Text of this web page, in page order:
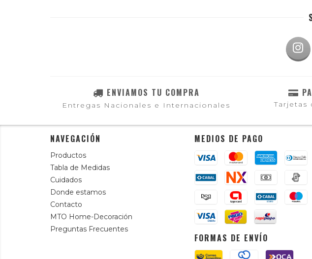
ENVIAMOS TU COMPRA
Entregas Nacionales e Internacionales Tarjetas
NAVEGACIÓN
Productos
Tabla de Medidas
Cuidados
Donde estamos
Contacto
MTO Home-Decoración
Preguntas Frecuentes
MEDIOS DE PAGO
FORMAS DE ENVÍO